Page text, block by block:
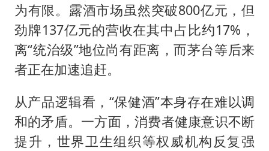
为有限。露酒市场虽然突破800亿元，但
劲牌137亿元的营收在其中占比约17%，
离“统治级”地位尚有距离，而茅台等后来
者正在加速追赶。
从产品逻辑看，“保健酒”本身存在难以调
和的矛盾。一方面，消费者健康意识不断
提升，世界卫生组织等权威机构反复强